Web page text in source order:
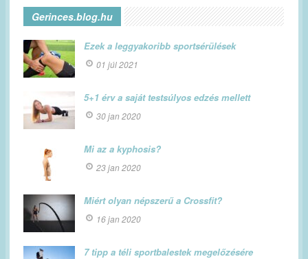
Gerinces.blog.hu
Ezek a leggyakoribb sportsérülések
01 júl 2021
5+1 érv a saját testsúlyos edzés mellett
30 jan 2020
Mi az a kyphosis?
23 jan 2020
Miért olyan népszerű a Crossfit?
16 jan 2020
7 tipp a téli sportbalestek megelőzésére